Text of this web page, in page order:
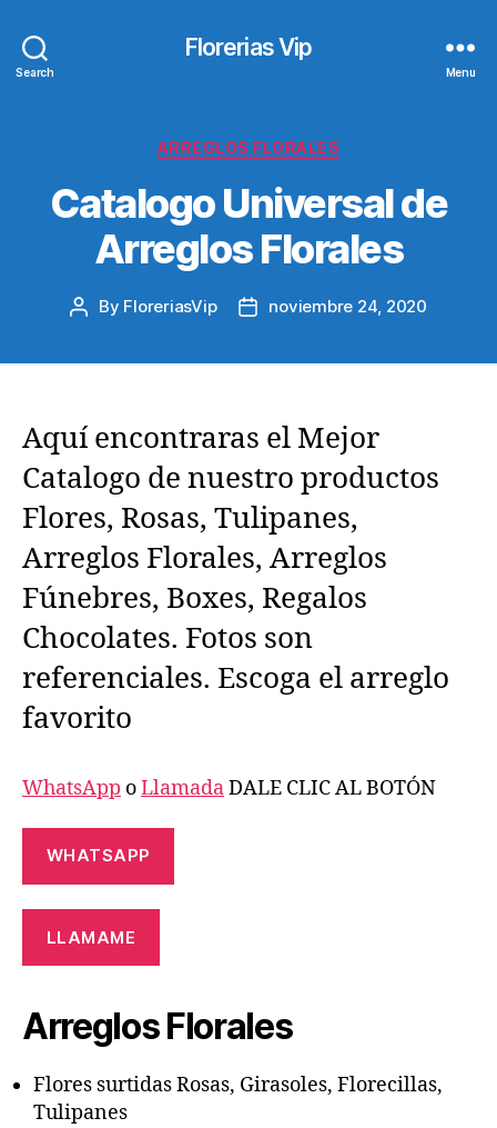
Search
Florerias Vip
Menu
Categories
ARREGLOS FLORALES
Catalogo Universal de
Arreglos Florales
Post
By FloreriasVip
Postnoviembre 24, 2020
Aquí encontraras el Mejor
Catalogo de nuestro productos
Flores, Rosas, Tulipanes,
Arreglos Florales, Arreglos
Fúnebres, Boxes, Regalos
Chocolates. Fotos son
referenciales. Escoga el arreglo
favorito
WhatsApp oLlamadaDALE CLIC AL BOTÓN
WHATSAPP
LLAMAME
Arreglos Florales
Flores surtidas Rosas, Girasoles, Florecillas,
Tulipanes